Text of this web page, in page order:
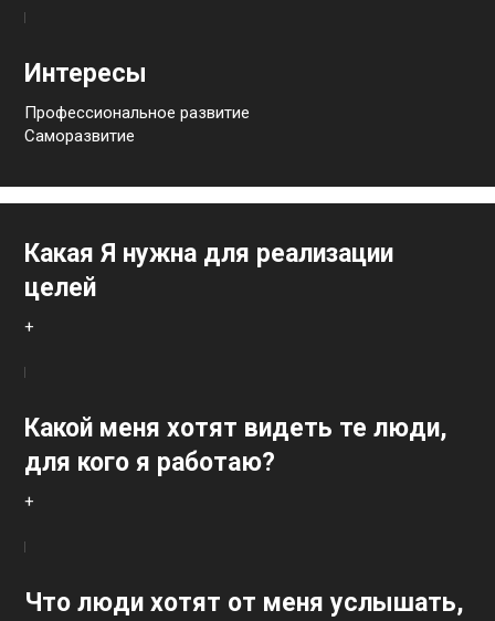
Интересы
Профессиональное развитие
Саморазвитие
Какая Я нужна для реализации
целей
+
Какой меня хотят видеть те люди,
для кого я работаю?
+
Что люди хотят от меня услышать,